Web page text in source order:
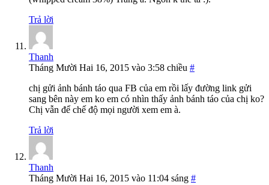
Trả lời
Thanh
Tháng Mười Hai 16, 2015 vào 3:58 chiều #
chị gửi ảnh bánh táo qua FB của em rồi lấy đường link gửi
sang bên này em ko em có nhìn thấy ảnh bánh táo của chị ko?
Chị vẫn để chế độ mọi người xem em à.
Trả lời
Thanh
Tháng Mười Hai 16, 2015 vào 11:04 sáng #